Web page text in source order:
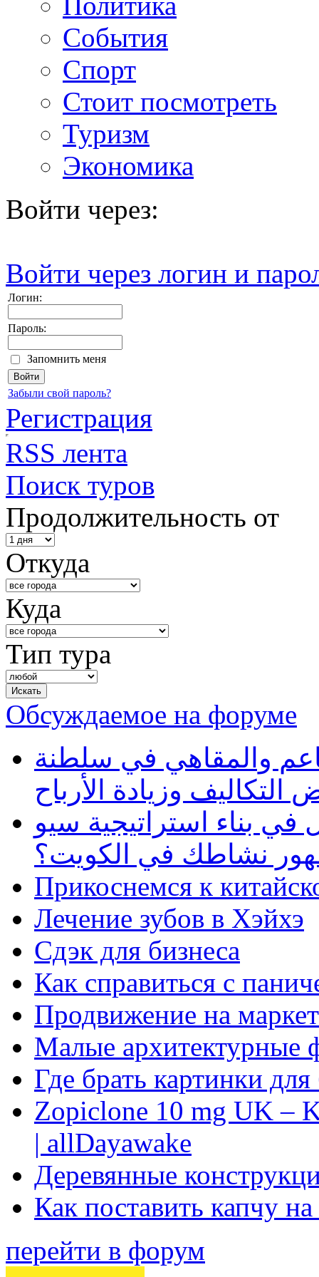
События
Спорт
Стоит посмотреть
Туризм
Экономика
Войти через:
Войти через логин и
Логин:
Пароль:
Запомнить меня
Забыли свой пароль?
Регистрация
RSS лента
Поиск туров
Продолжительность от
Откуда
Куда
Тип тура
Обсуждаемое на форуме
والمقاهي في سلطنة
وزيادة الأرباح
بناء استراتيجية سيو
نشاطك في الكويت؟
Прикоснемся к
Лечение зубов в Хэйхэ
Сдэк для бизнеса
Как справиться с
Продвижение на
Малые архитектурные
Где брать картинки
Zopiclone 10 mg UK –
| allDayawake
Деревянные
Как поставить капчу
перейти в форум